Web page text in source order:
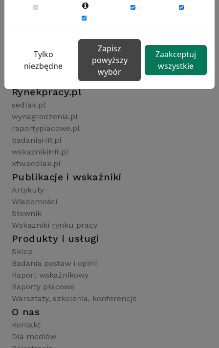
Rynekpracy.pl
sedlak.pl
wynagrodzenia.pl
raportyplacowe.pl
badaniaHR.pl
wskaznikiHR.pl
kfw.sedlak.pl
Publikacje i wskaźniki
Artykuły
Wiadomości
Słownik
Wskaźniki rynku pracy
Produkty i usługi
Sklep
Badania postaw i opinii
Raport wskaźnikowy
Raporty płacowe
Warsztaty, szkolenia, konferencje
O nas
Kontakt
Dla mediów
Tylko
niezbędne
Zapisz
powyższy
wybór
Zaakceptuj
wszystkie